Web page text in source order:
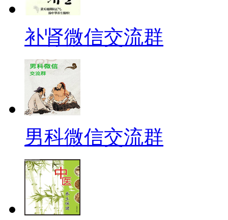
补肾微信交流群
男科微信交流群